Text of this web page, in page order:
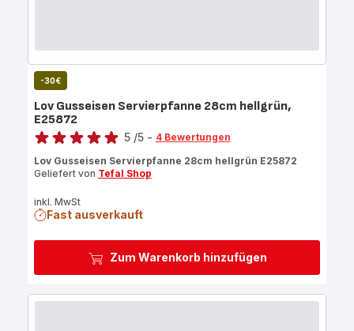
Zum Warenkorb hinzufügen
-30€
Lov Gusseisen Servierpfanne 28cm hellgrün,
E25872
Bewertung
mit
Sternen
(Durchschnitt)
5 /5 - 4 Bewertungen
Lov Gusseisen Servierpfanne 28cm hellgrün E25872
Geliefert von Tefal Shop
inkl. MwSt
Fast ausverkauft